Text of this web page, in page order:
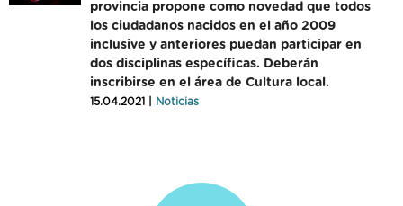
provincia propone como novedad que todos
los ciudadanos nacidos en el año 2009
inclusive y anteriores puedan participar en
dos disciplinas específicas. Deberán
inscribirse en el área de Cultura local.
15.04.2021 | Noticias